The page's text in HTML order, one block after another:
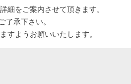
細をご案内させて頂きます。
了承下さい。
すようお願いいたします。